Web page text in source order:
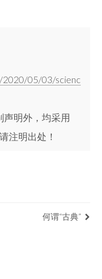
2020/05/03/scienc
声明外，均采用
注明出处！
何谓“古典”